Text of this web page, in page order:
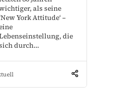
als seine
York Attitude‘ –
die
durch…